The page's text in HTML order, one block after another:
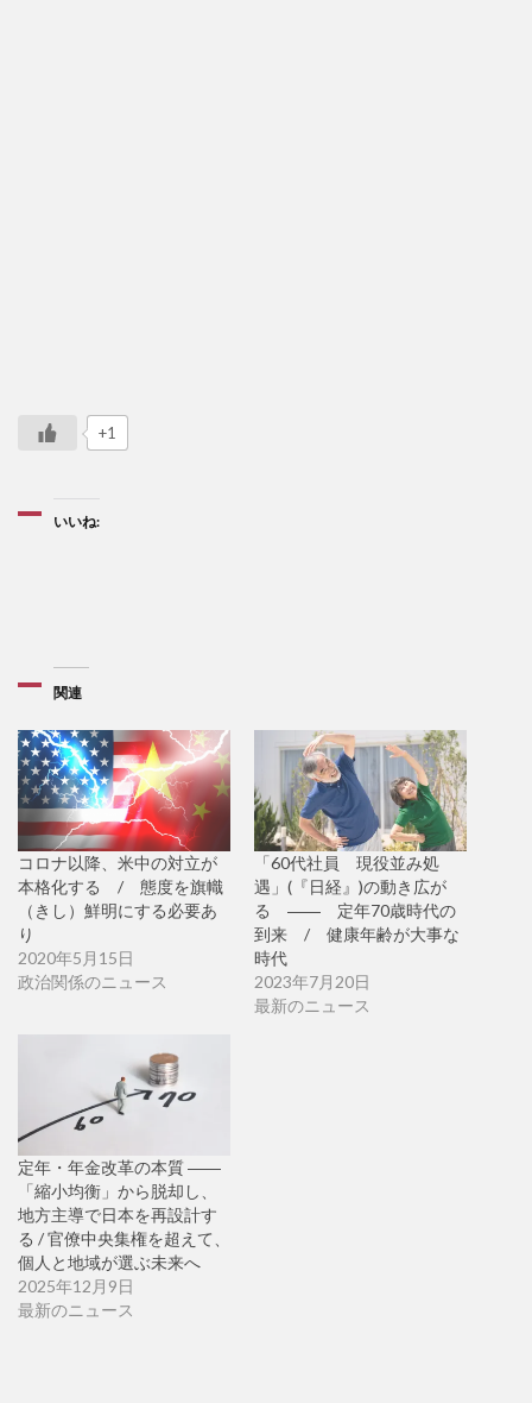
+1
いいね:
関連
コロナ以降、米中の対立が
本格化する / 態度を旗幟
（きし）鮮明にする必要あ
り
2020年5月15日
政治関係のニュース
「60代社員 現役並み処
遇」(『日経』)の動き広が
る ―― 定年70歳時代の
到来 / 健康年齢が大事な
時代
2023年7月20日
最新のニュース
定年・年金改革の本質 ――
「縮小均衡」から脱却し、
地方主導で日本を再設計す
る / 官僚中央集権を超えて、
個人と地域が選ぶ未来へ
2025年12月9日
最新のニュース